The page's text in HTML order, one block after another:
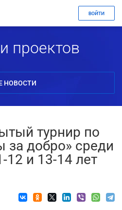
ВОЙТИ
проектов
НОВОСТИ
турнир по
за добро» среди
12 и 13-14 лет